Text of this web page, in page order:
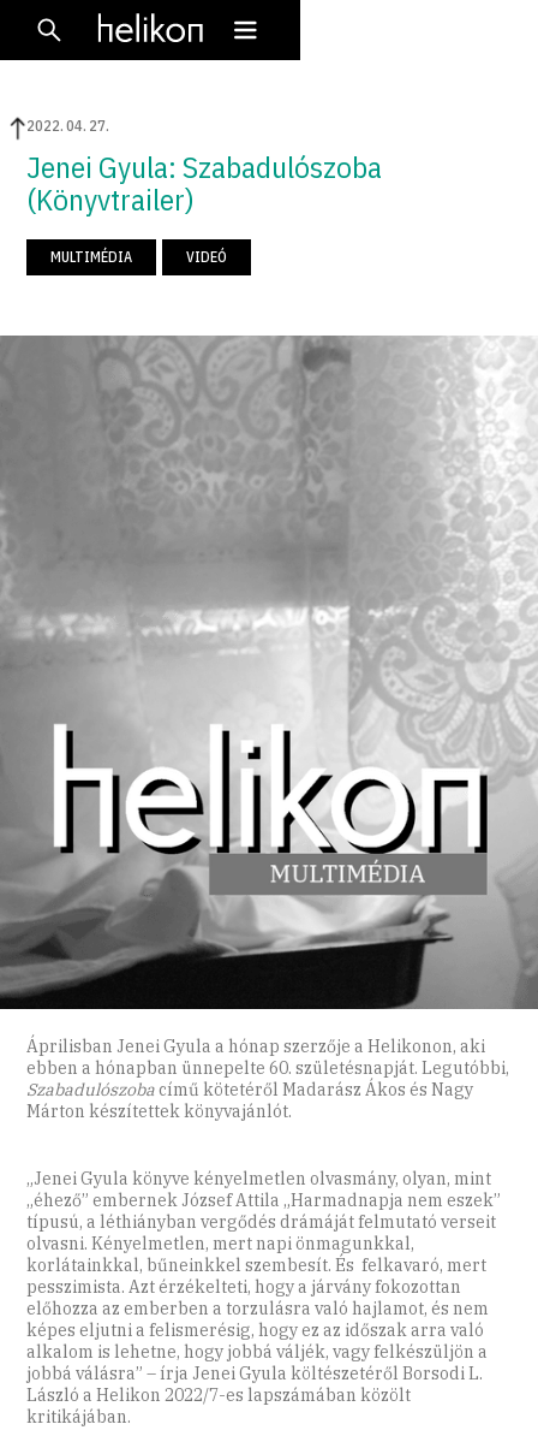
2022.04. 27.
Jenei Gyula: Szabadulószoba
(Könyvtrailer)
MULTIMÉDIA VIDEÓ
Áprilisban Jenei Gyula a hónap szerzője a Helikonon, aki
ebben a hónapban ünnepelte 60. születésnapját. Legutóbbi,
Szabadulószobacímű kötetéről Madarász Ákos és Nagy
Márton készítettek könyvajánlót.
„Jenei Gyula könyve kényelmetlen olvasmány, olyan, mint
„éhező” embernek József Attila „Harmadnapja nem eszek”
típusú, a léthiányban vergődés drámáját felmutató verseit
olvasni. Kényelmetlen, mert napi önmagunkkal,
korlátainkkal, bűneinkkel szembesít. És felkavaró, mert
pesszimista. Azt érzékelteti, hogy a járvány fokozottan
előhozza az emberben a torzulásra való hajlamot, és nem
képes eljutni a felismerésig, hogy ez az időszak arra való
alkalom is lehetne, hogy jobbá váljék, vagy felkészüljön a
jobbá válásra” – írja Jenei Gyula költészetéről Borsodi L.
László a Helikon 2022/7-es lapszámában közölt
kritikájában.